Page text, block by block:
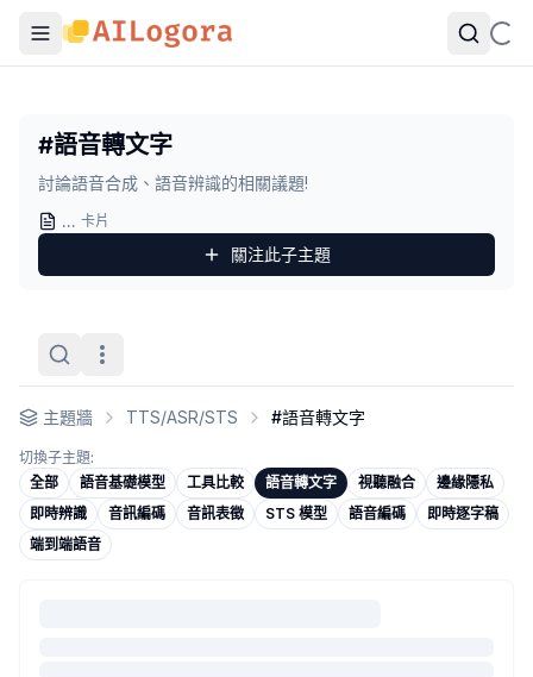
#語音轉文字
討論語音合成、語音辨識的相關議題!
... 卡片
關注此子主題
主題牆 TTS/ASR/STS #語音轉文字
切換子主題:
全部
語音基礎模型 工具比較 語音轉文字 視聽融合
邊緣隱私
即時辨識
音訊編碼 音訊表徵 STS 模型 語音編碼
即時逐字稿
端到端語音